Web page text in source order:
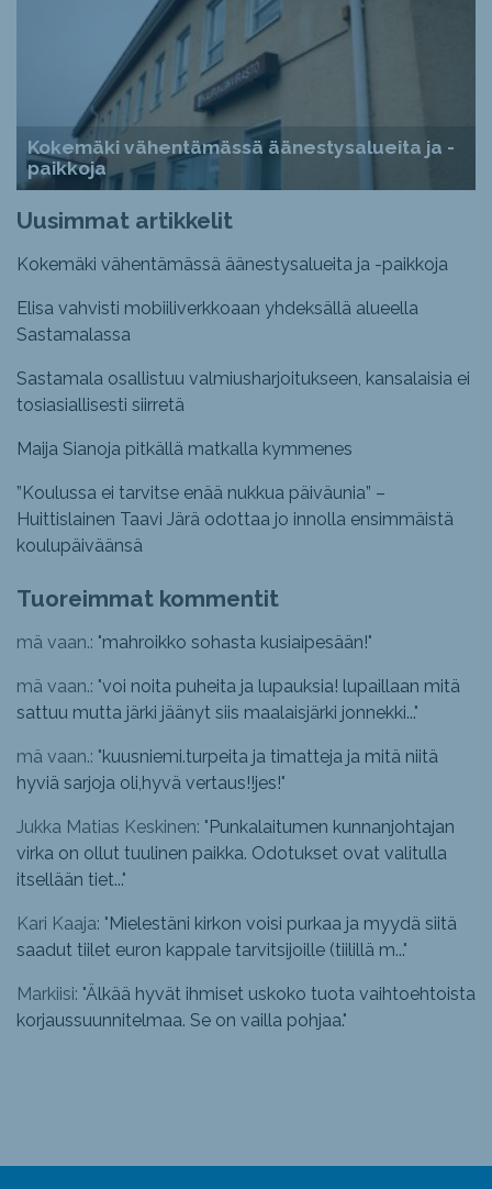
Kokemäki vähentämässä äänestysalueita ja -
paikkoja
Uusimmat artikkelit
Kokemäki vähentämässä äänestysalueita ja -paikkoja
Elisa vahvisti mobiiliverkkoaan yhdeksällä alueella
Sastamalassa
Sastamala osallistuu valmiusharjoitukseen, kansalaisia ei
tosiasiallisesti siirretä
Maija Sianoja pitkällä matkalla kymmenes
”Koulussa ei tarvitse enää nukkua päiväunia” –
Huittislainen Taavi Järä odottaa jo innolla ensimmäistä
koulupäiväänsä
Tuoreimmat kommentit
mä vaan.: "mahroikko sohasta kusiaipesään!"
mä vaan.: "voi noita puheita ja lupauksia! lupaillaan mitä
sattuu mutta järki jäänyt siis maalaisjärki jonnekki..."
mä vaan.: "kuusniemi.turpeita ja timatteja ja mitä niitä
hyviä sarjoja oli,hyvä vertaus!!jes!"
Jukka Matias Keskinen: "Punkalaitumen kunnanjohtajan
virka on ollut tuulinen paikka. Odotukset ovat valitulla
itsellään tiet..."
Kari Kaaja: "Mielestäni kirkon voisi purkaa ja myydä siitä
saadut tiilet euron kappale tarvitsijoille (tiilillä m..."
Markiisi: "Älkää hyvät ihmiset uskoko tuota vaihtoehtoista
korjaussuunnitelmaa. Se on vailla pohjaa."